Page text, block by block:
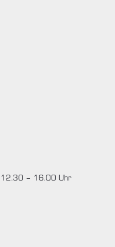
– 16.00 Uhr